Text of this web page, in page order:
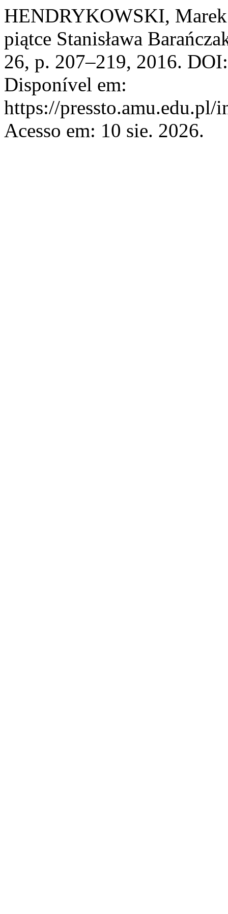
HENDRYKOWSKI,
piątce Stanisława
26, p. 207–219, 2016.
Disponível em:
https://
Acesso em: 10 sie. 2026.